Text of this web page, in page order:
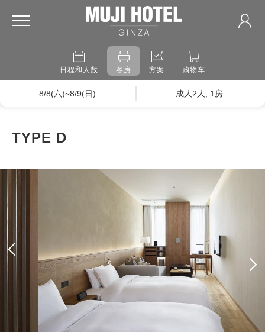
日程和人数 客房 方案 购物车
8/8(六)~8/9(日) 成人2人, 1房
TYPE D